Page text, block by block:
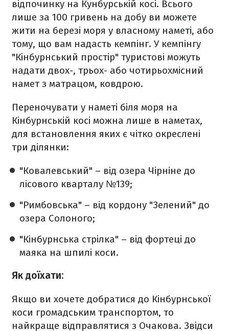
відпочинку на Кунбурській косі. Всього
лише за 100 гривень на добу ви можете
жити на березі моря у власному наметі, або
тому, що вам надасть кемпінг. У кемпінгу
"Кінбурнський простір" туристові можуть
надати двох-, трьох- або чотирьохмісний
намет з матрацом, ковдрою.
Переночувати у наметі біля моря на
Кінбурнській косі можна лише в наметах,
для встановлення яких є чітко окреслені
три ділянки:
"Ковалевський" – від озера Чірніне до
лісового кварталу №139;
"Римбовська" – від кордону "Зелений" до
озера Солоного;
"Кінбурнська стрілка" – від фортеці до
маяка на шпилі коси.
Як доїхати:
Якщо ви хочете добратися до Кінбурнської
коси громадським транспортом, то
найкраще відправлятися з Очакова. Звідси